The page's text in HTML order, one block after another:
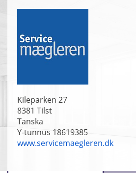
Kileparken 27
8381 Tilst
Tanska
Y-tunnus 18619385
www.servicemaegleren.dk